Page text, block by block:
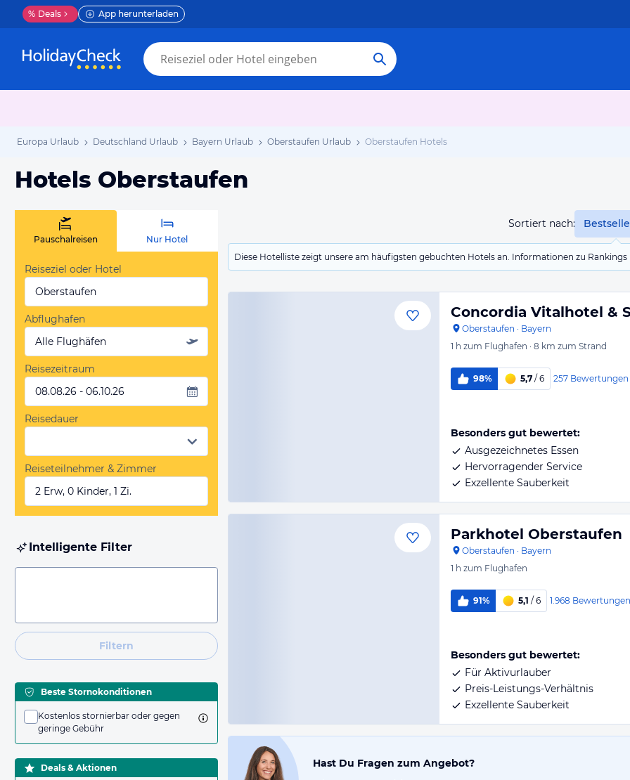
% Deals App herunterladen
Europa Urlaub Deutschland Urlaub Bayern Urlaub Oberstaufen Urlaub Oberstaufen Hotels
Hotels Oberstaufen
Sortiert nach:
Diese Hotelliste zeigt unsere am häufigsten gebuchten Hotels an. Informationen zu
Pauschalreisen Nur Hotel
Reiseziel oder Hotel
Oberstaufen
Abflughafen
Alle Flughäfen
Reisezeitraum
08.08.26 - 06.10.26
Reisedauer
Reiseteilnehmer & Zimmer
2 Erw, 0 Kinder, 1 Zi.
Intelligente Filter
Filtern
Beste Stornokonditionen
Kostenlos stornierbar oder gegen
geringe Gebühr
Deals & Aktionen
Concordia Vitalhotel &
Oberstaufen · Bayern
1 h zum Flughafen · 8 km zum Strand
98% 5,7 / 6 257 Bewertungen
Besonders gut bewertet:
Ausgezeichnetes Essen
Hervorragender Service
Exzellente Sauberkeit
Parkhotel Oberstaufen
Oberstaufen · Bayern
1 h zum Flughafen
91% 5,1 / 6 1.968 Bewertungen
Besonders gut bewertet:
Für Aktivurlauber
Preis-Leistungs-Verhältnis
Exzellente Sauberkeit
Hast Du Fragen zum Angebot?